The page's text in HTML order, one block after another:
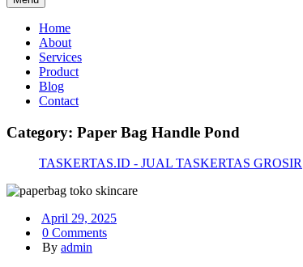
Home
About
Services
Product
Blog
Contact
Category: Paper Bag Handle Pond
TASKERTAS.ID - JUAL TASKERTAS GROSIR
April 29, 2025
0 Comments
By admin